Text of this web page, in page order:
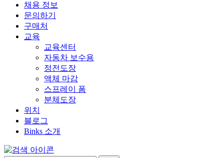
채용 정보
문의하기
구매처
교육
교육센터
자동차 보수용
정전도장
액체 마감
스프레이 폼
분체도장
위치
블로그
Binks 소개